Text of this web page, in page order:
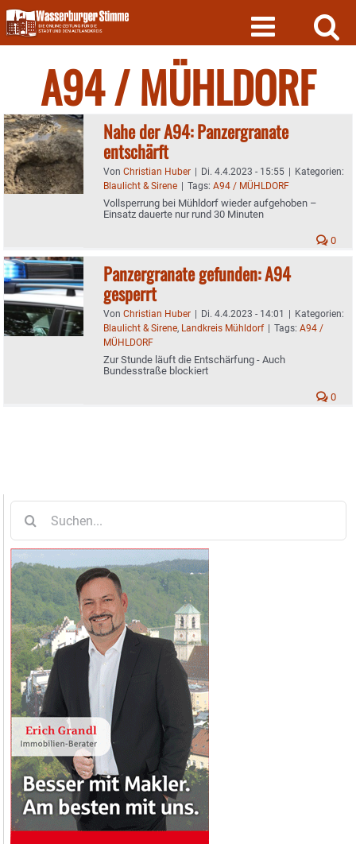
Skip
to
content
A94 / MÜHLDORF
Nahe der A94: Panzergranate
entschärft
Von Christian Huber | Di. 4.4.2023 - 15:55 | Kategorien:
Blaulicht & Sirene | Tags: A94 / MÜHLDORF
Vollsperrung bei Mühldorf wieder aufgehoben –
Einsatz dauerte nur rund 30 Minuten
0
Panzergranate gefunden: A94
gesperrt
Von Christian Huber | Di. 4.4.2023 - 14:01 | Kategorien:
Blaulicht & Sirene, Landkreis Mühldorf | Tags: A94 /
MÜHLDORF
Zur Stunde läuft die Entschärfung - Auch
Bundesstraße blockiert
0
nach: